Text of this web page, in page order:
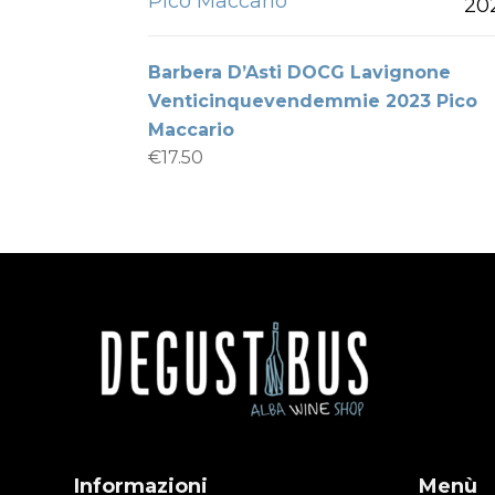
Barbera D’Asti DOCG Lavignone
Venticinquevendemmie 2023 Pico
Maccario
€17.50
Informazioni Menù